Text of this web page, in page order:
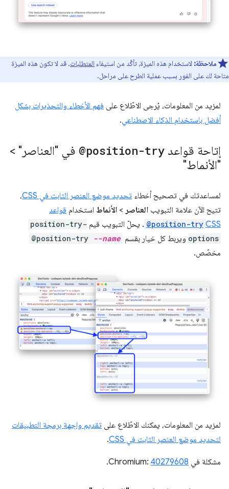
ملاحظة: لاستخدام هذه الميزة، تأكَّد من استيفاء المتطلبات. قد لا تكون هذه الميزة
متاحة لك على الفور بسبب عملية الطرح على مراحل.
لمزيد من المعلومات، يُرجى الاطّلاع على فهم الأخطاء والتحذيرات بشكل
أفضل باستخدام الذكاء الاصطناعي.
إتاحة قواعد @position-try في "العناصر" >
"الأنماط"
لمساعدتك في تصحيح أخطاء تحديد موضع العنصر الثابت في CSS
،
تتيح الآن علامة التبويب العناصر > الأنماط استخدام قواعد
CSS
@position-try . يحلّ التبويب قيم position-try-
options ويربط كل خيار بقسم @position-try --name
مخصّص.
لمزيد من المعلومات، يمكنك الاطّلاع على تقديم واجهة برمجة التطبيقات
لتحديد موضع العنصر الثابت في CSS
.
مشكلة في Chromium: 40279608
.